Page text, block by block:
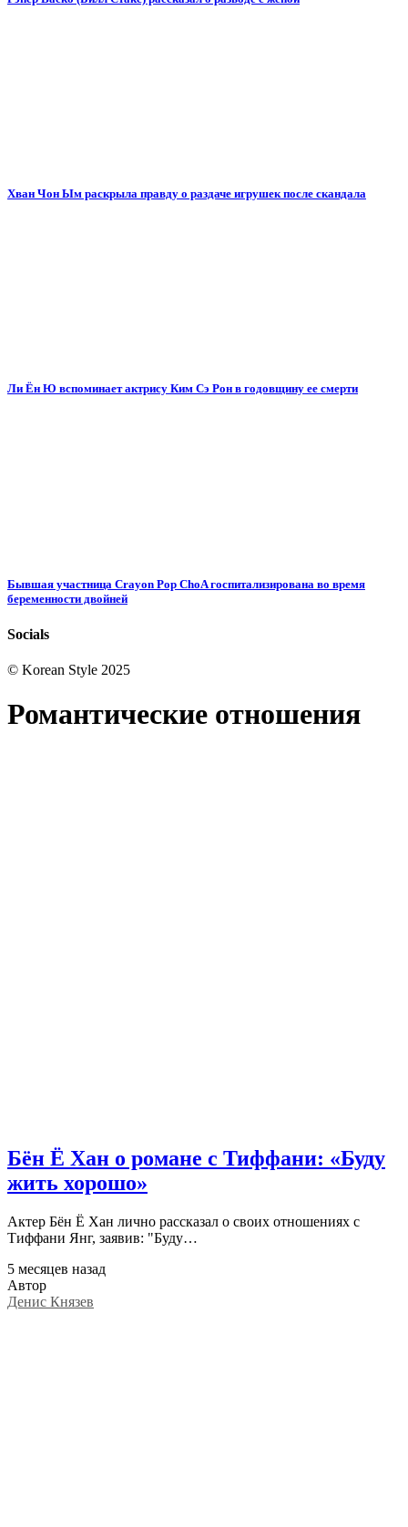
Хван Чон Ым раскрыла правду о раздаче игрушек после скандала
Ли Ён Ю вспоминает актрису Ким Сэ Рон в годовщину ее смерти
Бывшая участница Crayon Pop ChoA госпитализирована во время
беременности двойней
Socials
© Korean Style 2025
Романтические отношения
Бён Ё Хан о романе с Тиффани: «Буду
жить хорошо»
Актер Бён Ё Хан лично рассказал о своих отношениях с
Тиффани Янг, заявив: "Буду…
5 месяцев назад
Автор
Денис Князев